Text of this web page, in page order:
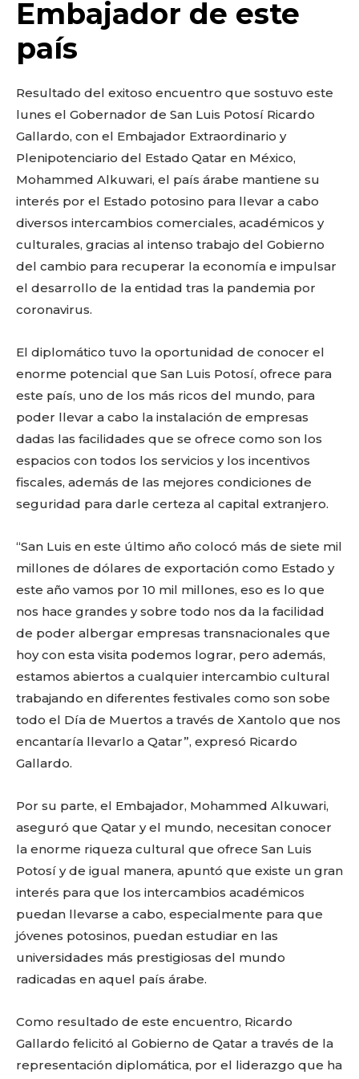
k
Embajador de este
país
Resultado del exitoso encuentro que sostuvo este
lunes el Gobernador de San Luis Potosí Ricardo
Gallardo, con el Embajador Extraordinario y
Plenipotenciario del Estado Qatar en México,
Mohammed Alkuwari, el país árabe mantiene su
interés por el Estado potosino para llevar a cabo
diversos intercambios comerciales, académicos y
culturales, gracias al intenso trabajo del Gobierno
del cambio para recuperar la economía e impulsar
el desarrollo de la entidad tras la pandemia por
coronavirus.
El diplomático tuvo la oportunidad de conocer el
enorme potencial que San Luis Potosí, ofrece para
este país, uno de los más ricos del mundo, para
poder llevar a cabo la instalación de empresas
dadas las facilidades que se ofrece como son los
espacios con todos los servicios y los incentivos
fiscales, además de las mejores condiciones de
seguridad para darle certeza al capital extranjero.
“San Luis en este último año colocó más de siete mil
millones de dólares de exportación como Estado y
este año vamos por 10 mil millones, eso es lo que
nos hace grandes y sobre todo nos da la facilidad
de poder albergar empresas transnacionales que
hoy con esta visita podemos lograr, pero además,
estamos abiertos a cualquier intercambio cultural
trabajando en diferentes festivales como son sobe
todo el Día de Muertos a través de Xantolo que nos
encantaría llevarlo a Qatar”, expresó Ricardo
Gallardo.
Por su parte, el Embajador, Mohammed Alkuwari,
aseguró que Qatar y el mundo, necesitan conocer
la enorme riqueza cultural que ofrece San Luis
Potosí y de igual manera, apuntó que existe un gran
interés para que los intercambios académicos
puedan llevarse a cabo, especialmente para que
jóvenes potosinos, puedan estudiar en las
universidades más prestigiosas del mundo
radicadas en aquel país árabe.
Como resultado de este encuentro, Ricardo
Gallardo felicitó al Gobierno de Qatar a través de la
representación diplomática, por el liderazgo que ha